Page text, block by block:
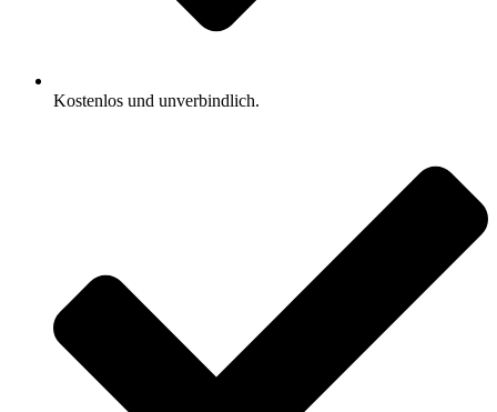
Kostenlos und unverbindlich.